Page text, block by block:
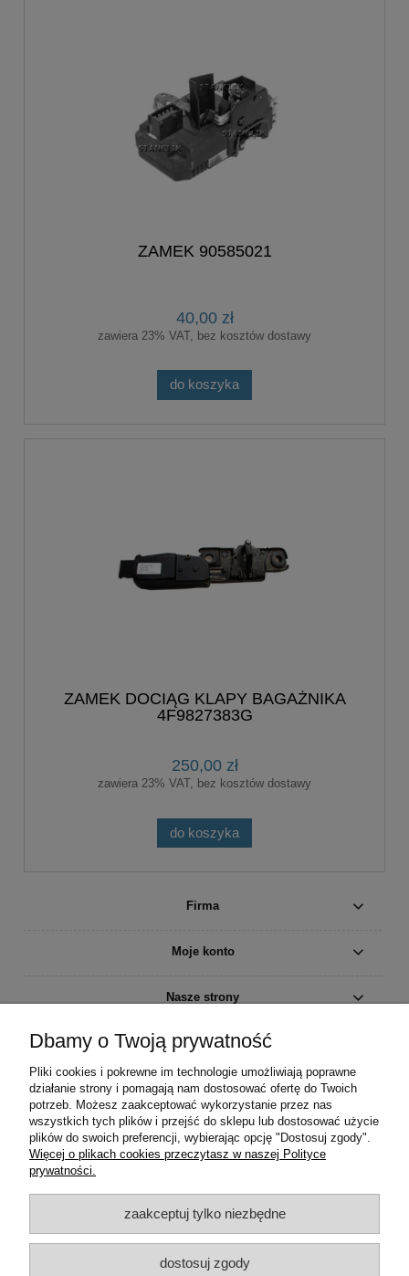
ZAMEK 90585021
40,00 zł
zawiera 23% VAT, bez kosztów dostawy
do koszyka
ZAMEK DOCIĄG KLAPY BAGAŻNIKA
4F9827383G
250,00 zł
zawiera 23% VAT, bez kosztów dostawy
do koszyka
Firma
Moje konto
Nasze strony
Pomoc
Informacje
Kopiowanie, powielanie, zmienianie i używanie w jakikolwiek inny
sposób zdjęć i opisów ze sklepu, bez zgody właściciela -
ZABRONIONE - pod groźbą karną art. 115 - 119 ustawy z dnia 4
lutego 1994 roku o prawie autorskim i prawach pokrewnych [Dz.U. z
1994 r. Nr 24, poz. 83] oraz ustawy z dnia 23 kwietnia 1994 roku
kodeks cywilny [Dz.U. z 1994 r. Nr 16, poz. 93].
Dbamy o Twoją prywatność
Pliki cookies i pokrewne im technologie umożliwiają poprawne
działanie strony i pomagają nam dostosować ofertę do Twoich
potrzeb. Możesz zaakceptować wykorzystanie przez nas
wszystkich tych plików i przejść do sklepu lub dostosować użycie
plików do swoich preferencji, wybierając opcję "Dostosuj zgody".
Więcej o plikach cookies przeczytasz w naszej Polityce
prywatności.
zaakceptuj tylko niezbędne
dostosuj zgody